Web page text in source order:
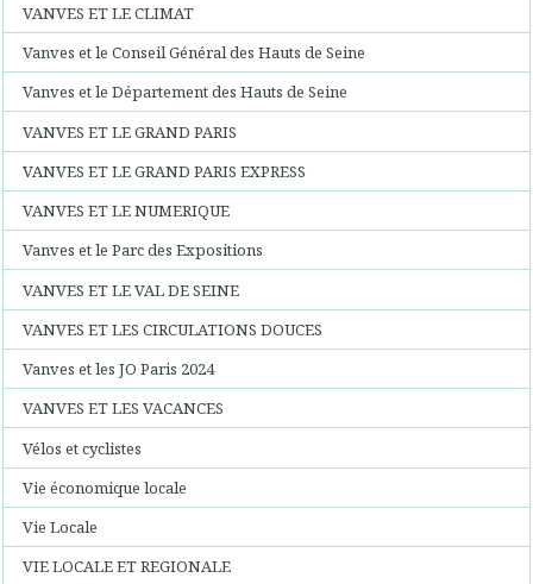
VANVES ET LE CLIMAT
Vanves et le Conseil Général des Hauts de Seine
Vanves et le Département des Hauts de Seine
VANVES ET LE GRAND PARIS
VANVES ET LE GRAND PARIS EXPRESS
VANVES ET LE NUMERIQUE
Vanves et le Parc des Expositions
VANVES ET LE VAL DE SEINE
VANVES ET LES CIRCULATIONS DOUCES
Vanves et les JO Paris 2024
VANVES ET LES VACANCES
Vélos et cyclistes
Vie économique locale
Vie Locale
VIE LOCALE ET REGIONALE